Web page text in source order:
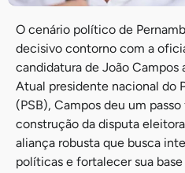
O cenário político de
decisivo contorno com a
candidatura de João Campos
Atual presidente nacional do
(PSB), Campos deu um
construção da disputa
aliança robusta que busca
políticas e fortalecer sua